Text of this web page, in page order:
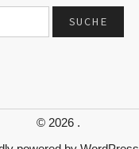
© 2026 .